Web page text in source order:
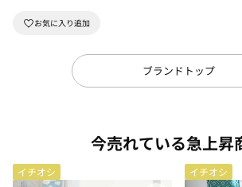
ブランドトップ
今売れている急上昇
イチオシ イチオシ